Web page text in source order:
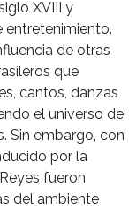
XVIII y
entretenimiento.
de otras
que
cantos, danzas
el universo de
Sin embargo, con
por la
fueron
del ambiente